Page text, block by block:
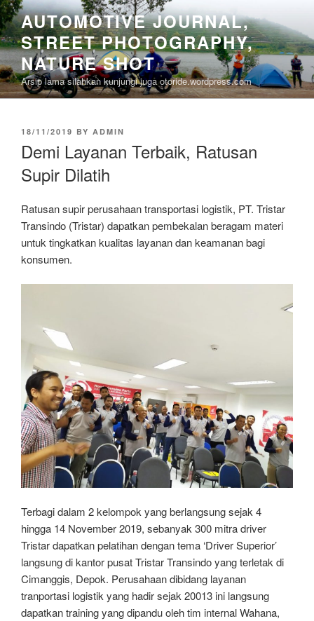
Skip
to
content
AUTOMOTIVE JOURNAL,
STREET PHOTOGRAPHY,
NATURE SHOT
Arsip lama silahkan kunjungi juga otoride.wordpress.com
POSTED
18/11/2019 BY ADMIN
Demi Layanan Terbaik, Ratusan
Supir Dilatih
Ratusan supir perusahaan transportasi logistik, PT. Tristar
Transindo (Tristar) dapatkan pembekalan beragam materi
untuk tingkatkan kualitas layanan dan keamanan bagi
konsumen.
Terbagi dalam 2 kelompok yang berlangsung sejak 4
hingga 14 November 2019, sebanyak 300 mitra driver
Tristar dapatkan pelatihan dengan tema ‘Driver Superior’
langsung di kantor pusat Tristar Transindo yang terletak di
Cimanggis, Depok. Perusahaan dibidang layanan
tranportasi logistik yang hadir sejak 20013 ini langsung
dapatkan training yang dipandu oleh tim internal Wahana,